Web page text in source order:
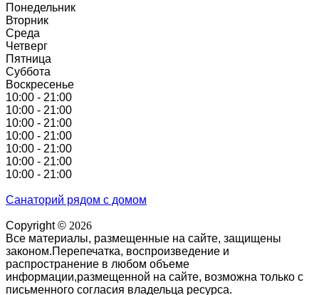
Понедельник
Вторник
Среда
Четверг
Пятница
Суббота
Воскресенье
10:00 - 21:00
10:00 - 21:00
10:00 - 21:00
10:00 - 21:00
10:00 - 21:00
10:00 - 21:00
10:00 - 21:00
Санаторий рядом с домом
Copyright © 2026
Все материалы, размещенные на сайте, защищены
законом.Перепечатка, воспроизведение и
распространение в любом объеме
информации,размещенной на сайте, возможна только с
письменного согласия владельца ресурса.